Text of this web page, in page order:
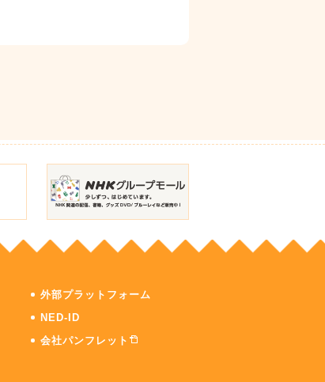
外部プラットフォーム
NED-ID
会社パンフレット